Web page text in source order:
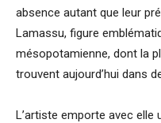
absence autant que leur
Lamassu, figure
mésopotamienne, dont la
trouvent aujourd’hui dans
L’artiste emporte avec elle